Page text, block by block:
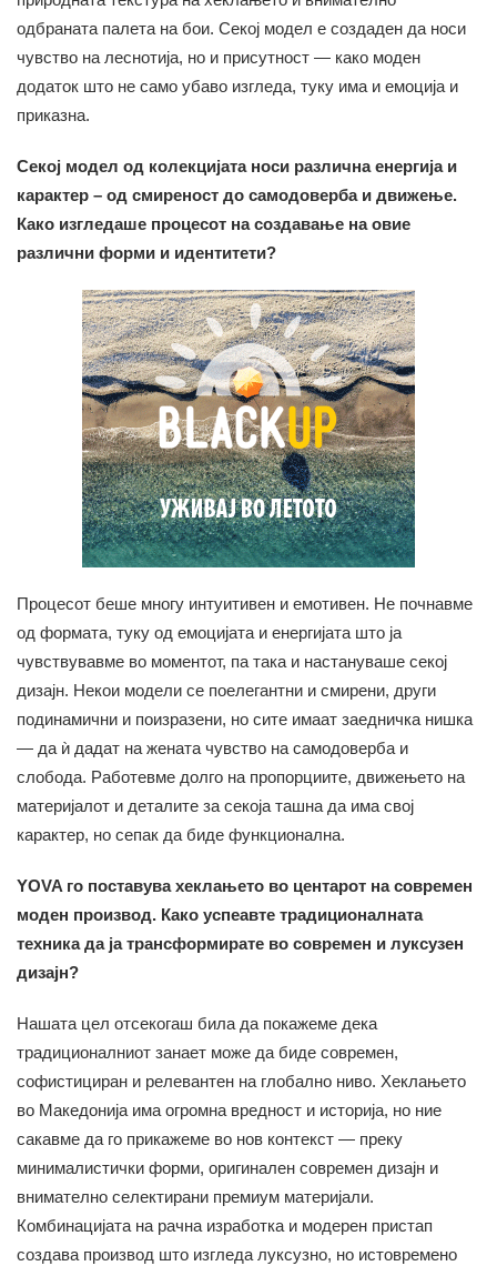
одбраната палета на бои. Секој модел е создаден да носи
чувство на леснотија, но и присутност — како моден
додаток што не само убаво изгледа, туку има и емоција и
приказна.
Секој модел од колекцијата носи различна енергија и
карактер – од смиреност до самодоверба и движење.
Како изгледаше процесот на создавање на овие
различни форми и идентитети?
Процесот беше многу интуитивен и емотивен. Не почнавме
од формата, туку од емоцијата и енергијата што ја
чувствувавме во моментот, па така и настануваше секој
дизајн. Некои модели се поелегантни и смирени, други
подинамични и поизразени, но сите имаат заедничка нишка
— да ѝ дадат на жената чувство на самодоверба и
слобода. Работевме долго на пропорциите, движењето на
материјалот и деталите за секоја ташна да има свој
карактер, но сепак да биде функционална.
YOVA го поставува хеклањето во центарот на современ
моден производ. Како успеавте традиционалната
техника да ја трансформирате во современ и луксузен
дизајн?
Нашата цел отсекогаш била да покажеме дека
традиционалниот занает може да биде современ,
софистициран и релевантен на глобално ниво. Хеклањето
во Македонија има огромна вредност и историја, но ние
сакавме да го прикажеме во нов контекст — преку
минималистички форми, оригинален современ дизајн и
внимателно селектирани премиум материјали.
Комбинацијата на рачна изработка и модерен пристап
создава производ што изгледа луксузно, но истовремено